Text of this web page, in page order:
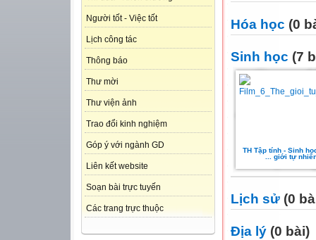
Người tốt - Việc tốt
Lịch công tác
Thông báo
Thư mời
Thư viện ảnh
Trao đổi kinh nghiệm
Góp ý với ngành GD
Liên kết website
Soạn bài trực tuyến
Các trang trực thuộc
Hóa học (0
Sinh học (7
TH Tập tính - Sinh
... giới tự
Lịch sử (0
Địa lý (0 bài)